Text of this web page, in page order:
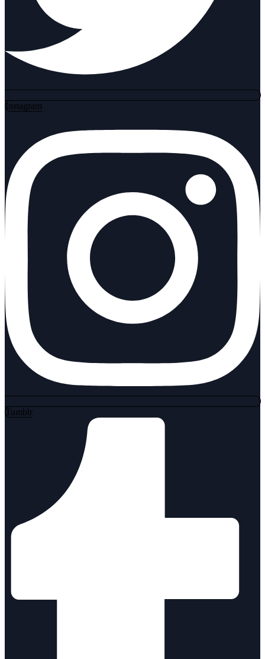
Instagram
Tumblr